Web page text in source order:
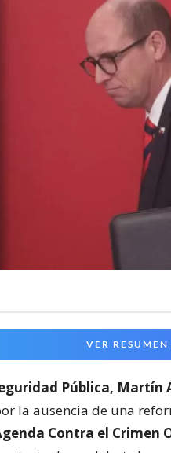
VER RESUMEN
Pública, Martín
la ausencia de una
Contra el Crimen